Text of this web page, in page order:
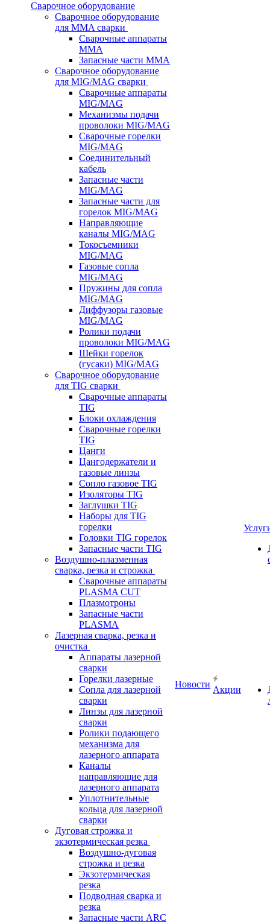
Сварочное оборудование
Сварочное оборудование
для MMA сварки
Сварочные аппараты
MMA
Запасные части MMA
Сварочное оборудование
для MIG/MAG сварки
Сварочные аппараты
MIG/MAG
Механизмы подачи
проволоки MIG/MAG
Сварочные горелки
MIG/MAG
Соединительный
кабель
Запасные части
MIG/MAG
Запасные части для
горелок MIG/MAG
Направляющие
каналы MIG/MAG
Токосъемники
MIG/MAG
Газовые сопла
MIG/MAG
Пружины для сопла
MIG/MAG
Диффузоры газовые
MIG/MAG
Ролики подачи
проволоки MIG/MAG
Шейки горелок
(гусаки) MIG/MAG
Сварочное оборудование
для TIG сварки
Сварочные аппараты
TIG
Блоки охлаждения
Сварочные горелки
TIG
Цанги
Цангодержатели и
газовые линзы
Сопло газовое TIG
Изоляторы TIG
Заглушки TIG
Наборы для TIG
горелки
Головки TIG горелок
Запасные части TIG
Воздушно-плазменная
сварка, резка и строжка
Сварочные аппараты
PLASMA CUT
Плазмотроны
Запасные части
PLASMA
Лазерная сварка, резка и
очистка
Аппараты лазерной
сварки
Горелки лазерные
Сопла для лазерной
сварки
Линзы для лазерной
сварки
Ролики подающего
механизма для
лазерного аппарата
Каналы
направляющие для
лазерного аппарата
Уплотнительные
кольца для лазерной
сварки
Дуговая строжка и
экзотермическая резка
Воздушно-дуговая
строжка и резка
Экзотермическая
резка
Подводная сварка и
резка
Запасные части ARC
Новости
Акции